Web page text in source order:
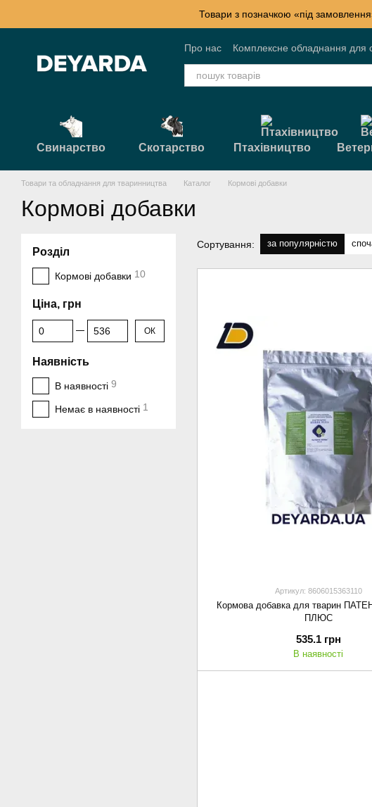
Товари з позначкою «під
Про нас Комплексне обладнання для
Контактна інформація
Блог
Свинарство Скотарство Птахівництво
Товари та обладнання для тваринництва Каталог Кормові добавки
Кормові добавки
Сортування: за популярністю
Артикул: 8606015363110
Кормова добавка для тварин
ПЛЮС
535.1 грн
В наявності
Розділ
Кормові добавки 10
Ціна, грн
От Ціна, грн
До Ціна, грн ОК
Наявність
В наявності 9
Немає в наявності 1